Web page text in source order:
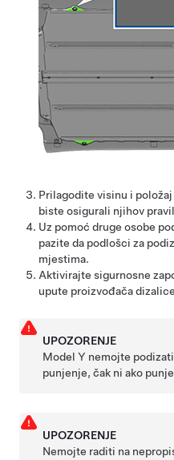
Prilagodite visinu i položaj
biste osigurali njihov
Uz pomoć druge osobe
pazite da podlošci za
mjestima.
Aktivirajte sigurnosne
upute proizvođača
UPOZORENJE
Model Y nemojte
punjenje, čak ni ako
UPOZORENJE
Nemojte raditi na